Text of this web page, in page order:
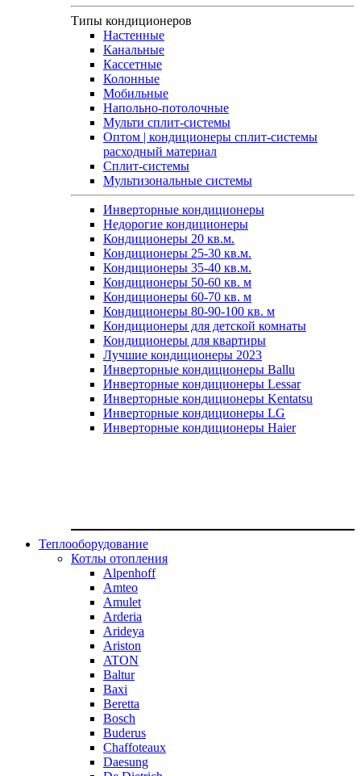
Типы кондиционеров
Настенные
Канальные
Кассетные
Колонные
Мобильные
Напольно-потолочные
Мульти сплит-системы
Оптом | кондиционеры сплит-системы
расходный материал
Сплит-системы
Мультизональные системы
Инверторные кондиционеры
Недорогие кондиционеры
Кондиционеры 20 кв.м.
Кондиционеры 25-30 кв.м.
Кондиционеры 35-40 кв.м.
Кондиционеры 50-60 кв. м
Кондиционеры 60-70 кв. м
Кондиционеры 80-90-100 кв. м
Кондиционеры для детской комнаты
Кондиционеры для квартиры
Лучшие кондиционеры 2023
Инверторные кондиционеры Ballu
Инверторные кондиционеры Lessar
Инверторные кондиционеры Kentatsu
Инверторные кондиционеры LG
Инверторные кондиционеры Haier
Теплооборудование
Котлы отопления
Alpenhoff
Amteo
Amulet
Arderia
Arideya
Ariston
ATON
Baltur
Baxi
Beretta
Bosch
Buderus
Chaffoteaux
Daesung